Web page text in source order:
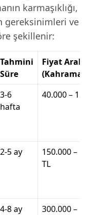
karmaşıklığı,
gereksinimleri ve
şekillenir:
Tahmini
Süre
Fiyat Aralığı
3-6
hafta
40.000 –
2-5 ay
150.000 –
TL
4-8 ay
300.000 –